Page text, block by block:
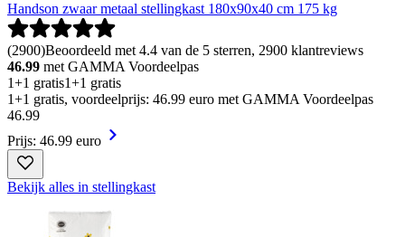
Handson zwaar metaal stellingkast 180x90x40 cm 175 kg
(2900)Beoordeeld met 4.4 van de 5 sterren, 2900 klantreviews
46.99 met GAMMA Voordeelpas
1+1 gratis1+1 gratis
1+1 gratis, voordeelprijs: 46.99 euro met GAMMA Voordeelpas
46.99
Prijs: 46.99 euro
Bekijk alles in stellingkast